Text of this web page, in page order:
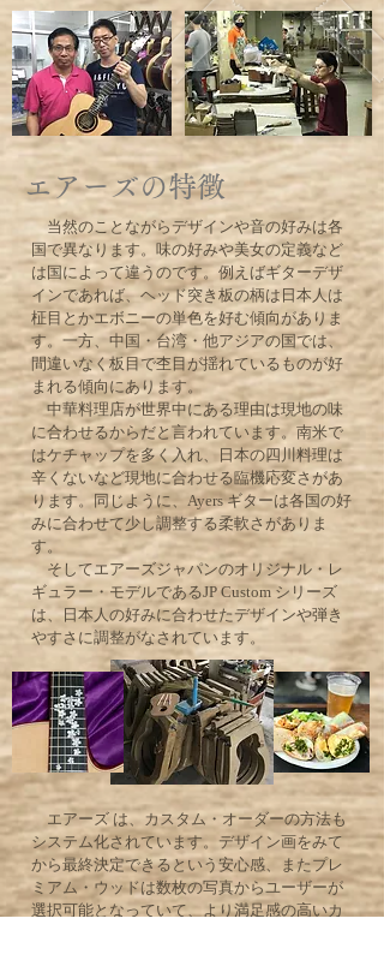
エアーズの特徴
当然のことながらデザインや音の好みは各
国で異なります。味の好みや美女の定義など
は国によって違うのです。例えばギターデザ
インであれば、ヘッド突き板の柄は日本人は
柾目とかエボニーの単色を好む傾向がありま
す。一方、中国・台湾・他アジアの国では、
間違いなく板目で杢目が揺れているものが好
まれる傾向にあります。
中華料理店が世界中にある理由は現地の味
に合わせるからだと言われています。南米で
はケチャップを多く入れ、日本の四川料理は
辛くないなど現地に合わせる臨機応変さがあ
ります。同じように、Ayers ギターは各国の好
みに合わせて少し調整する柔軟さがありま
す。
そしてエアーズジャパンのオリジナル・レ
ギュラー・モデルであるJP Custom シリーズ
は、日本人の好みに合わせたデザインや弾き
やすさに調整がなされています。
エアーズ は、カスタム・オーダーの方法も
システム化されています。デザイン画をみて
から最終決定できるという安心感、またプレ
ミアム・ウッドは数枚の写真からユーザーが
選択可能となっていて、より満足感の高いカ